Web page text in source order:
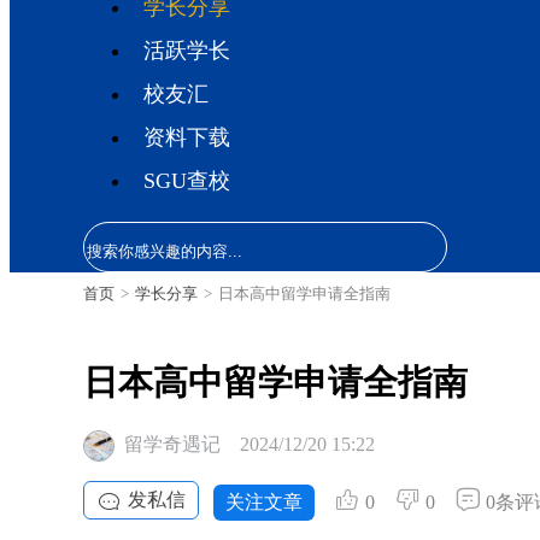
学长分享
活跃学长
校友汇
资料下载
SGU查校
首页 > 学长分享 > 日本高中留学申请全指南
日本高中留学申请全指南
留学奇遇记 2024/12/20 15:22
发私信 关注文章 0 0 0条评